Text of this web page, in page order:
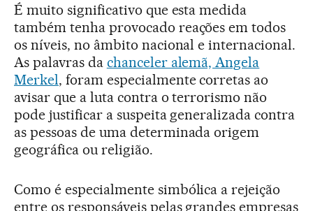
É muito significativo que esta medida
também tenha provocado reações em todos
os níveis, no âmbito nacional e internacional.
As palavras da chanceler alemã, Angela
Merkel, foram especialmente corretas ao
avisar que a luta contra o terrorismo não
pode justificar a suspeita generalizada contra
as pessoas de uma determinada origem
geográfica ou religião.
Como é especialmente simbólica a rejeição
entre os responsáveis pelas grandes empresas